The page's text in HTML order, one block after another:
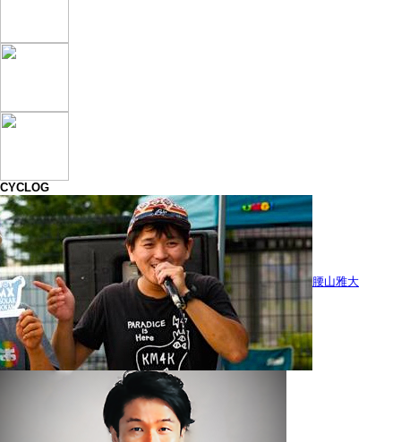
CYCLOG
腰山雅大